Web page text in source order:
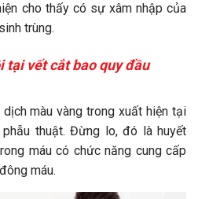
cho thấy có sự xâm nhập của
trùng.
tại vết cắt bao quy đầu
màu vàng trong xuất hiện tại
thuật. Đừng lo, đó là huyết
máu có chức năng cung cấp
máu.